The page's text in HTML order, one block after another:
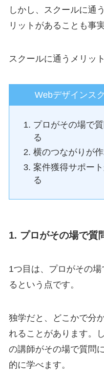
しかし、スクールに通
リットがあることも事
スクールに通うメリッ
Webデザインス
プロがその場で
る
横のつながりが
案件獲得サポー
る
1. プロがその場で質
1つ目は、プロがその
るという点です。
独学だと、どこかで分
れることがあります。
の講師がその場で質問
的に学べます。